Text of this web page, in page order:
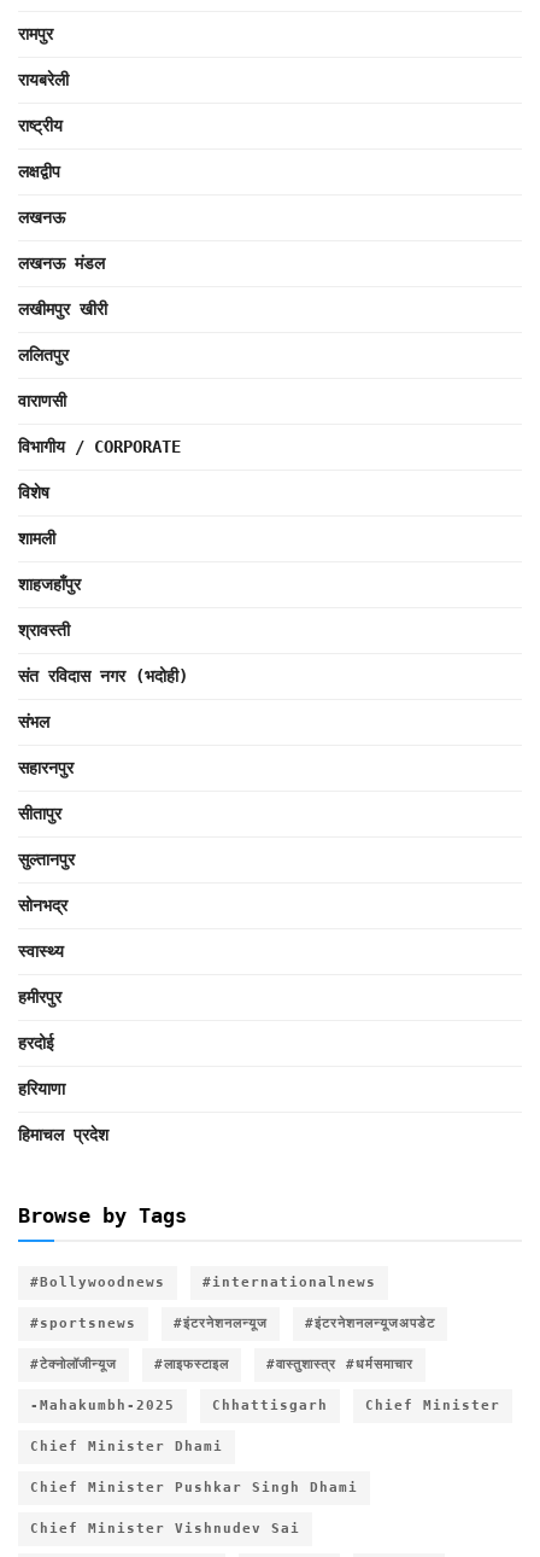
रामपुर
रायबरेली
राष्ट्रीय
लक्षद्वीप
लखनऊ
लखनऊ मंडल
लखीमपुर खीरी
ललितपुर
वाराणसी
विभागीय / CORPORATE
विशेष
शामली
शाहजहाँपुर
श्रावस्ती
संत रविदास नगर (भदोही)
संभल
सहारनपुर
सीतापुर
सुल्तानपुर
सोनभद्र
स्वास्थ्य
हमीरपुर
हरदोई
हरियाणा
हिमाचल प्रदेश
Browse by Tags
#Bollywoodnews #internationalnews
#sportsnews #इंटरनेशनलन्यूज #इंटरनेशनलन्यूजअपडेट
#टेक्नोलॉजीन्यूज #लाइफस्टाइल #वास्तुशास्त्र #धर्मसमाचार
-Mahakumbh-2025 Chhattisgarh Chief Minister
Chief Minister Dhami
Chief Minister Pushkar Singh Dhami
Chief Minister Vishnudev Sai